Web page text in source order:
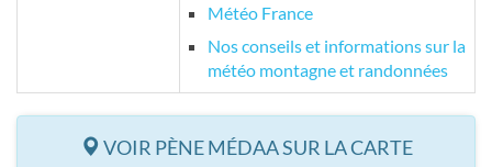
Météo France
Nos conseils et informations sur la
météo montagne et randonnées
VOIR PÈNE MÉDAA SUR LA CARTE